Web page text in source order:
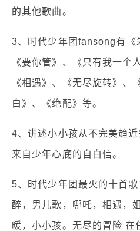
的其他歌曲。
3、时代少年团fansong有《
《要你管》、《只有我一个
《相遇》、《无尽旋转》、
白》、《绝配》等。
4、讲述小小孩从不完美趋
来自少年心底的自白信。
5、时代少年团最火的十首歌
醉，男儿歌，哪吒，相遇，
暖，小小孩。无尽的冒险 在